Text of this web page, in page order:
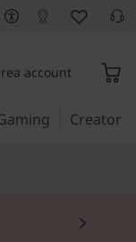
account
Creator